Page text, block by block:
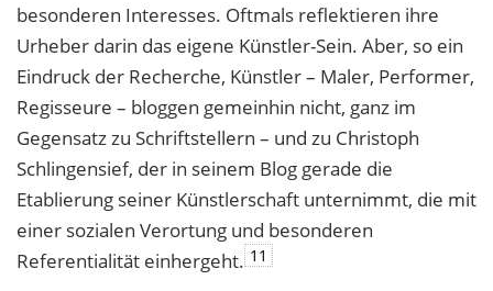
besonderen Interesses. Oftmals reflektieren ihre
Urheber darin das eigene Künstler-Sein. Aber, so ein
Eindruck der Recherche, Künstler – Maler, Performer,
Regisseure – bloggen gemeinhin nicht, ganz im
Gegensatz zu Schriftstellern – und zu Christoph
Schlingensief, der in seinem Blog gerade die
Etablierung seiner Künstlerschaft unternimmt, die mit
einer sozialen Verortung und besonderen
Referentialität einhergeht. 11